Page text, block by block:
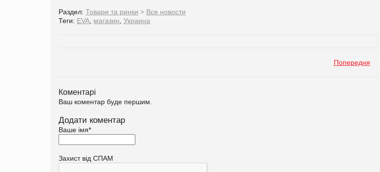
Раздел: Товари та ринки > Все новости
Теги: EVA магазин Украина
Попередня
Коментарі
Ваш коментар буде першим.
Додати коментар
Ваше імя*
Захист від СПАМ